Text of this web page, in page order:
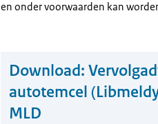
en onder voorwaarden kan
Download:
autotemcel
MLD